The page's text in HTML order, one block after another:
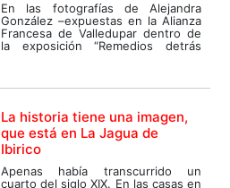
En las fotografías de Alejandra
González –expuestas en la Alianza
Francesa de Valledupar dentro de
la exposición “Remedios detrás
La historia tiene una imagen,
que está en La Jagua de
Ibirico
Apenas había transcurrido un
cuarto del siglo XIX. En las casas en